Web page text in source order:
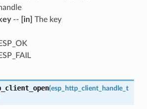
key-- [in] The key
ESP_OK
ESP_FAIL
(esp_http_client_handle_t